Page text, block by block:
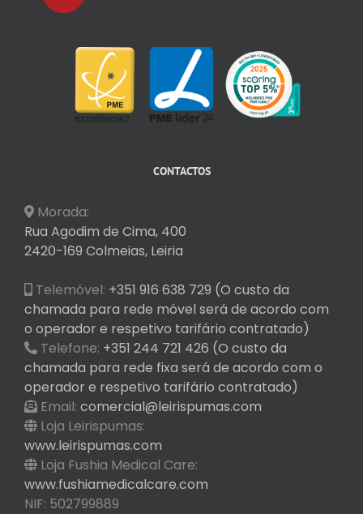
CONTACTOS
Morada:
Rua Agodim de Cima, 400
2420-169 Colmeias, Leiria
Telemóvel: +351 916 638 729 (O custo da
chamada para rede móvel será de acordo com
o operador e respetivo tarifário contratado)
Telefone: +351 244 721 426 (O custo da
chamada para rede fixa será de acordo com o
operador e respetivo tarifário contratado)
Email: comercial@leirispumas.com
Loja Leirispumas:
www.leirispumas.com
Loja Fushia Medical Care:
www.fushiamedicalcare.com
NIF: 502799889